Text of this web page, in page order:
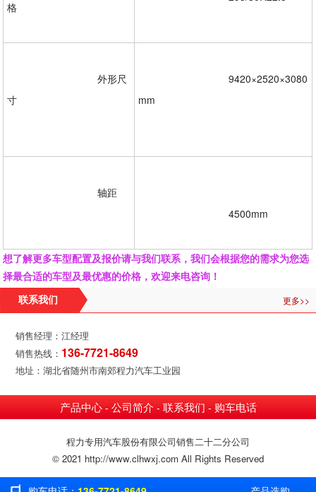
格
				外形尺
寸
				9420×2520×3080
mm
				轴距
				4500mm
想了解更多车型配置及报价请与我们联系，我们会根据您的需求为您选
择最合适的车型及最优惠的价格，欢迎来电咨询！
联系我们 更多>>
销售经理：江经理
销售热线： 136-7721-8649
地址：湖北省随州市南郊程力汽车工业园
产品中心- 公司简介 - 联系我们 - 购车电话
程力专用汽车股份有限公司销售二十二分公司
© 2021 http://www.clhwxj.com All Rights Reserved